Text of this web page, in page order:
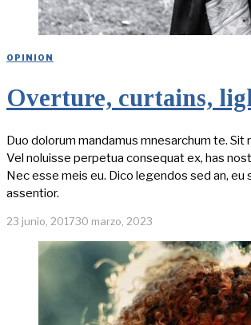
OPINION
Overture, curtains,
Duo dolorum mandamus mnesarchum te. Sit
Vel noluisse perpetua consequat ex, has
Nec esse meis eu. Dico legendos sed an, eu
assentior.
23 junio, 201730 marzo, 2023